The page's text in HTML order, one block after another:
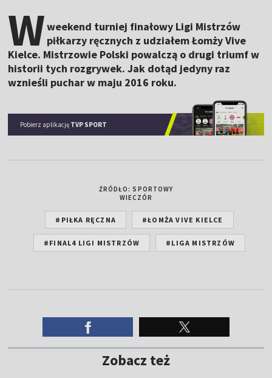
Wweekend turniej finałowy Ligi Mistrzów
piłkarzy ręcznych z udziałem Łomży Vive
Kielce. Mistrzowie Polski powalczą o drugi triumf w
historii tych rozgrywek. Jak dotąd jedyny raz
wznieśli puchar w maju 2016 roku.
Pobierz aplikację TVP SPORT
ŹRÓDŁO: SPORTOWY
WIECZÓR
#PIŁKA RĘCZNA #ŁOMŻA VIVE KIELCE
#FINAL4 LIGI MISTRZÓW #LIGA MISTRZÓW
Zobacz też